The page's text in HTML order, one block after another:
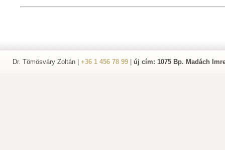
Dr. Tömösváry Zoltán | +36 1 456 78 99 új cím: 1075 Bp. Madách